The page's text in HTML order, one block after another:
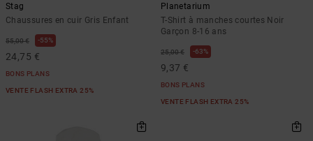
Stag
Chaussures en cuir Gris Enfant
55,00 € 55%
24,75 €
BONS PLANS
VENTE FLASH EXTRA 25%
Planetarium
T-Shirt à manches courtes Noir
Garçon 8-16 ans
25,00 € 63%
9,37 €
BONS PLANS
VENTE FLASH EXTRA 25%